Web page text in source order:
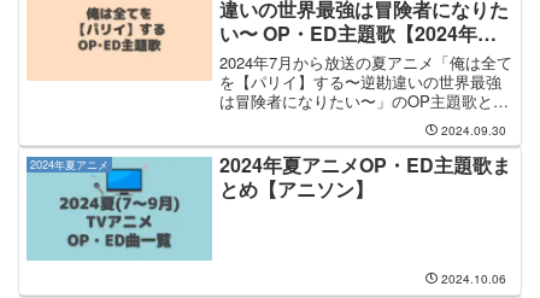
違いの世界最強は冒険者になりた
い〜 OP・ED主題歌【2024年夏
アニメ】
2024年7月から放送の夏アニメ「俺は全て
を【パリイ】する〜逆勘違いの世界最強
は冒険者になりたい〜」のOP主題歌と
EDテーマは、桜木舞華 さんと ウタヒメ
ドリーム オールスターズ が担当します。
OP主題歌の担当は桜木舞華 【ウタヒメ
ドリー...
2024.09.30
2024年夏アニメ
2024年夏アニメOP・ED主題歌ま
とめ【アニソン】
2024.10.06